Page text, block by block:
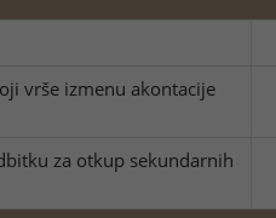
vrše izmenu akontacije
za otkup sekundarnih